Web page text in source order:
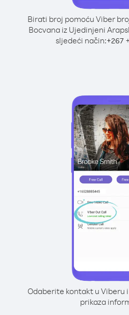
Birati broj pomoću Viber
Bocvana iz Ujedinjeni
sljedeći način:+267+
Odaberite kontakt u Viberu
prikaza